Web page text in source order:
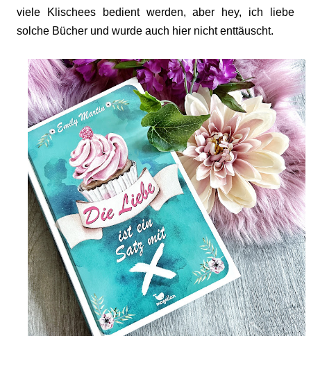
viele Klischees bedient werden, aber hey, ich liebe
solche Bücher und wurde auch hier nicht enttäuscht.